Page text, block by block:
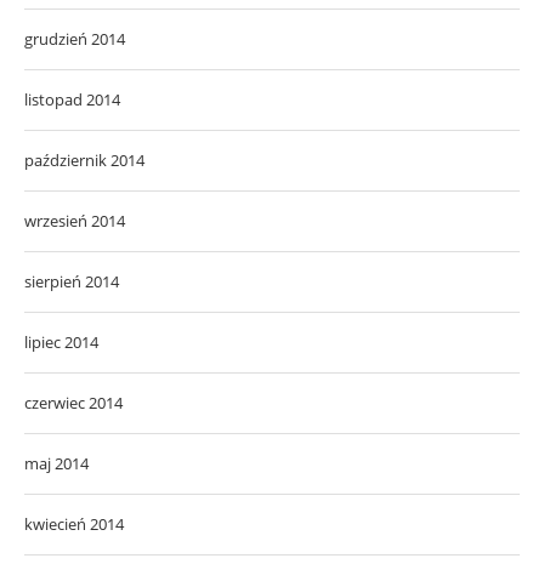
grudzień 2014
listopad 2014
październik 2014
wrzesień 2014
sierpień 2014
lipiec 2014
czerwiec 2014
maj 2014
kwiecień 2014